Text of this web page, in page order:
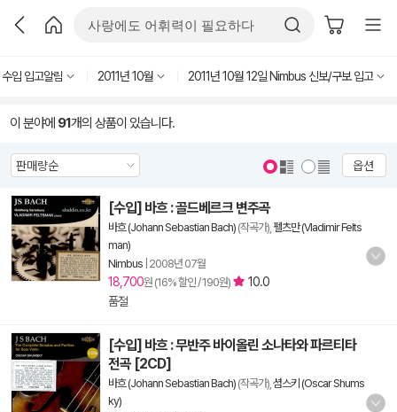
입 입고알림 2011년 10월 2011년 10월 12일 Nimbus 신보/구보 입고
이 분야에 91개의 상품이 있습니다.
옵션
[수입] 바흐 : 골드베르크 변주곡
바흐 (Johann Sebastian Bach) (작곡가), 펠츠만 (Vladimir Felts
man)
Nimbus 2008년 07월
18,700원 (16% 할인 / 190원)
10.0
품절
[수입] 바흐 : 무반주 바이올린 소나타와 파르티타
전곡 [2CD]
바흐 (Johann Sebastian Bach) (작곡가), 셤스키 (Oscar Shums
ky)